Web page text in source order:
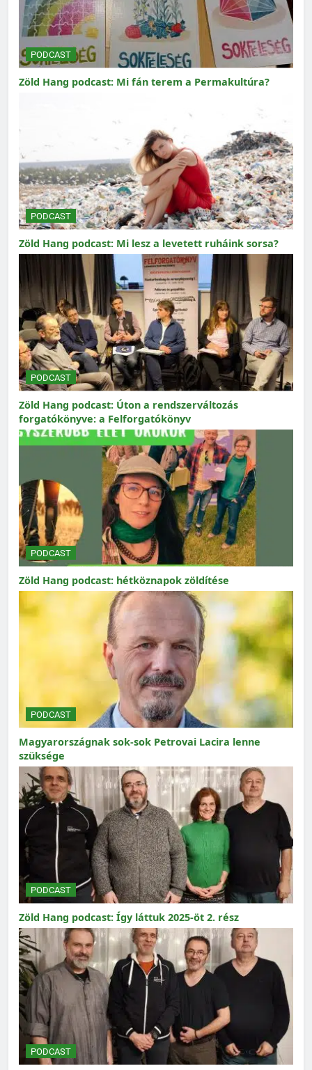
PODCAST
Zöld Hang podcast: Mi fán terem a Permakultúra?
PODCAST
Zöld Hang podcast: Mi lesz a levetett ruháink sorsa?
PODCAST
Zöld Hang podcast: Úton a rendszerváltozás
forgatókönyve: a Felforgatókönyv
PODCAST
Zöld Hang podcast: hétköznapok zöldítése
PODCAST
Magyarországnak sok-sok Petrovai Lacira lenne
szüksége
PODCAST
Zöld Hang podcast: Így láttuk 2025-öt 2. rész
PODCAST